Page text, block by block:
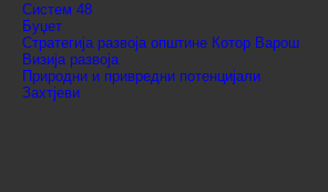
Систем 48
Буџет
Стратегија развоја општине Котор Варош
Визија развоја
Природни и привредни потенцијали
Захтјеви